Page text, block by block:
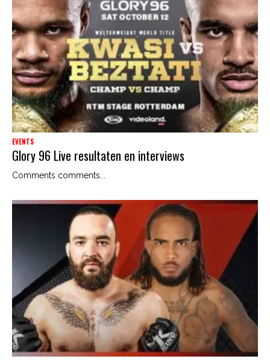
EVENTS
Glory 96 Live resultaten en interviews
Comments comments...